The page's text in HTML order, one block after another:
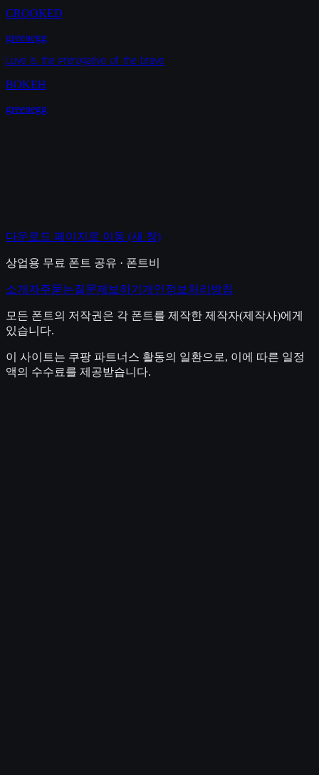
CROOKED
greenegg
Love is the prerogative of the brave
BOKEH
greenegg
다운로드 페이지로 이동 (새 창)
상업용 무료 폰트 공유 · 폰트비
소개 자주묻는질문제보하기 개인정보처리방침
모든 폰트의 저작권은 각 폰트를 제작한 제작자(제작사)에게
있습니다.
이 사이트는 쿠팡 파트너스 활동의 일환으로, 이에 따른 일정
액의 수수료를 제공받습니다.